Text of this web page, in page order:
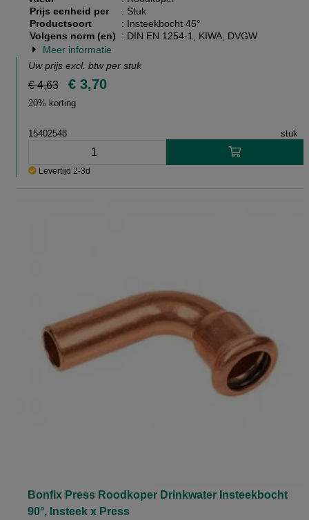
Prijs eenheid per
: Stuk
Productsoort
: Insteekbocht 45°
Volgens norm (en)
: DIN EN 1254-1, KIWA, DVGW
Meer informatie
Uw prijs excl. btw per stuk
€ 4,63 € 3,70
20% korting
15402548 stuk
Levertijd 2-3d
Bonfix Press Roodkoper Drinkwater Insteekbocht
90°, Insteek x Press